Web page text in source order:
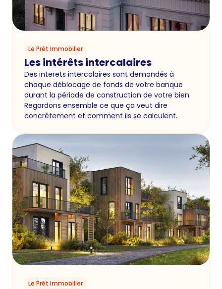
Le Prêt Immobilier
Les intérêts intercalaires
Des interets intercalaires sont demandés à
chaque déblocage de fonds de votre banque
durant la période de construction de votre bien.
Regardons ensemble ce que ça veut dire
concrètement et comment ils se calculent.
Le Prêt Immobilier